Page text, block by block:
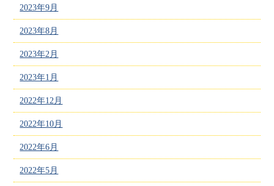
2023年9月
2023年8月
2023年2月
2023年1月
2022年12月
2022年10月
2022年6月
2022年5月